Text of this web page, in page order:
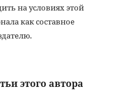
на условиях этой
как составное
этого автора